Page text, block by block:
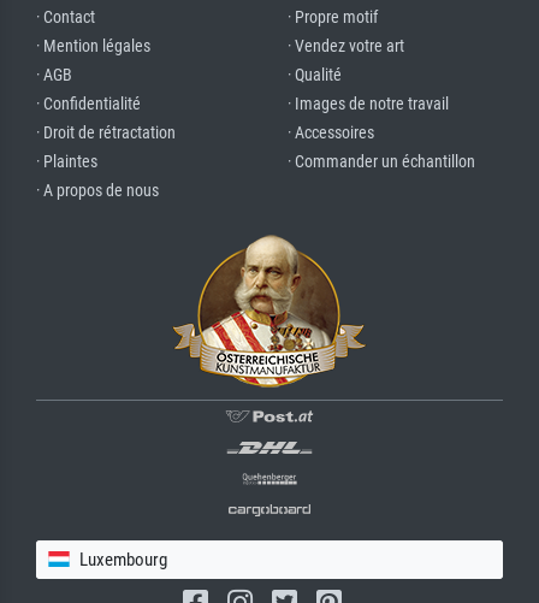
· Contact
· Mention légales
· AGB
· Confidentialité
· Droit de rétractation
· Plaintes
· A propos de nous
· Propre motif
· Vendez votre art
· Qualité
· Images de notre travail
· Accessoires
· Commander un échantillon
Luxembourg